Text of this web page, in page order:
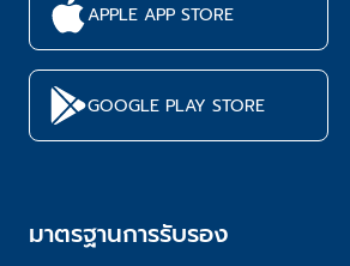
APPLE APP STORE
GOOGLE PLAY STORE
มาตรฐานการรับรอง